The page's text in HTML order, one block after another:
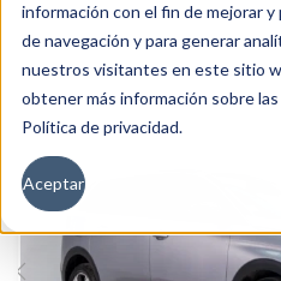
información con el fin de mejorar
de navegación y para generar
nuestros visitantes en este sitio
obtener más información sobre
Política de privacidad.
Aceptar